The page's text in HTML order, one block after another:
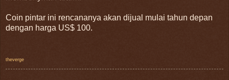
Coin pintar ini rencananya akan dijual mulai tahun depan
dengan harga US$ 100.
theverge